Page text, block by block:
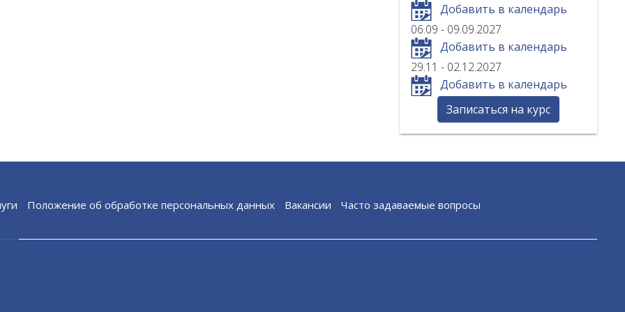
Добавить в календарь
06.09 - 09.09.2027
Добавить в календарь
29.11 - 02.12.2027
Добавить в календарь
Записаться на курс
Положение об обработке персональных данных Вакансии Часто задаваемые вопросы